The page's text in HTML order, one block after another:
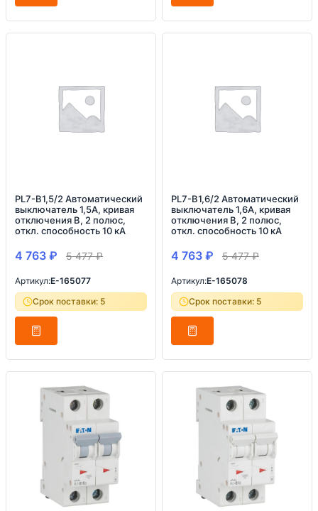
PL7-B1,5/2 Автоматический
выключатель 1,5А, кривая
отключения B, 2 полюс,
откл. способность 10 кА
4 763 ₽ 5 477₽
Артикул:E-165077
Срок поставки: 5
PL7-B1,6/2 Автоматический
выключатель 1,6А, кривая
отключения B, 2 полюс,
откл. способность 10 кА
4 763 ₽ 5 477₽
Артикул:E-165078
Срок поставки: 5